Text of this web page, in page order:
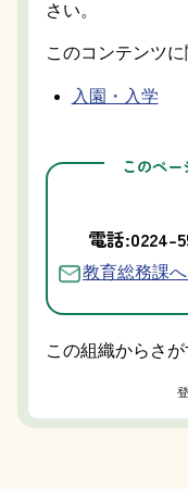
さい。
このコンテンツ
入園・入学
このペ
電話:0224-
教育総務課
この組織からさが